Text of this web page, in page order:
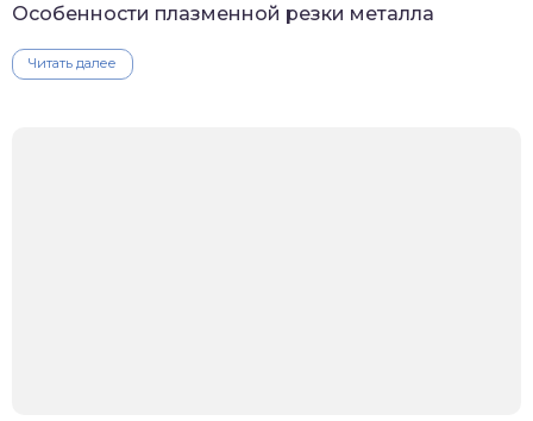
Особенности плазменной резки металла
Читать далее